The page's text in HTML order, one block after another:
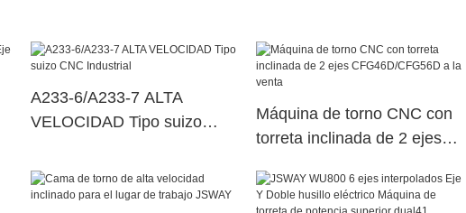
A233-6/A233-7 ALTA
VELOCIDAD Tipo suizo
Máquina de torno CNC con
torreta inclinada de 2 ejes
venta